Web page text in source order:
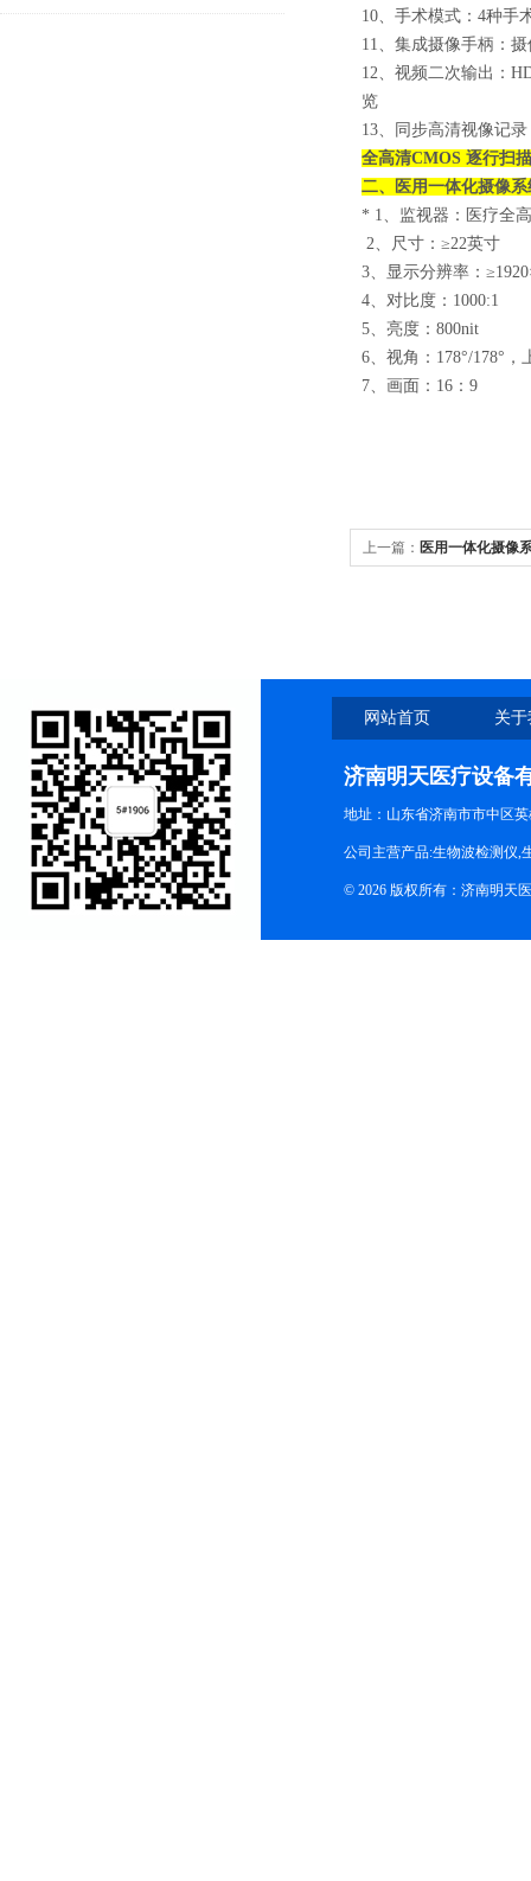
10、手术模式：4种手
11、集成摄像手柄：
12、视频二次输出：
览
13、同步高清视像记
全高清CMOS 逐行扫
二、
医用一体化摄像系
* 1、监视器：医疗全
2、尺寸：≥22英寸
3、显示分辨率：
4、对比度： 1000:1
5、亮度： 800nit
6、视角：178°/178°，
7、画面：16：9
上一篇： 医用一体化摄像
网站首页 关
济南明天医疗设备
地址：山东省济南市市中区
公司主营产品:生物波检测仪,
© 2026 版权所有：济南明天